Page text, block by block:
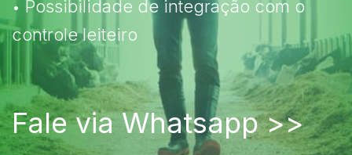
• Possibilidade de integração com o
controle leiteiro
Fale via Whatsapp >>